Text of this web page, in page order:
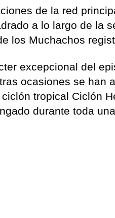
de la red
a lo largo de la
los Muchachos
excepcional del
ocasiones se han
tropical Ciclón
durante toda una